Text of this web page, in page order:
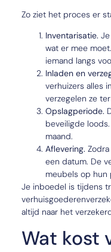
Zo ziet het proces er
Inventarisatie.
wat er mee
iemand langs
Inladen en
verhuizers alles
verzegelen ze
Opslagperiode.
beveiligde
maand.
Aflevering.
een datum. De
meubels op hun
Je inboedel is tijdens
altijd naar het
Wat kost